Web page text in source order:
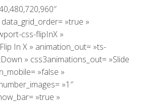
»true »
css-flipInX »
In X » animation_out= »ts-
» css3animations_out= »Slide
»false »
»1″
»true »